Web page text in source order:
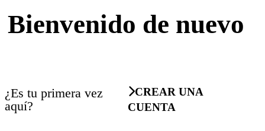
Bienvenido de nuevo
¿Es tu primera vez
aquí?
CREAR UNA
CUENTA